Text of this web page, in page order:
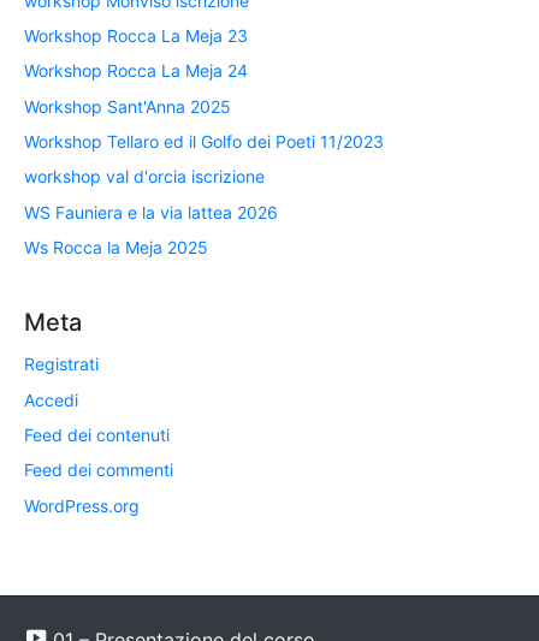
Workshop Rocca La Meja 23
Workshop Rocca La Meja 24
Workshop Sant'Anna 2025
Workshop Tellaro ed il Golfo dei Poeti 11/2023
workshop val d'orcia iscrizione
WS Fauniera e la via lattea 2026
Ws Rocca la Meja 2025
Meta
Registrati
Accedi
Feed dei contenuti
Feed dei commenti
WordPress.org